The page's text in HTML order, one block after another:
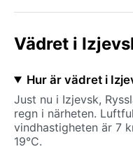
Vädret i
Hur är vädret i
Just nu i Izjevsk,
regn i närheten.
vindhastigheten är 7
19°C.